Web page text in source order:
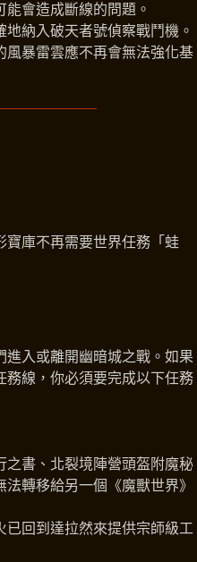
會造成斷線的問題。
納入破天者號偵察戰鬥機。
風暴雷雲應不再會無法強化基
寶庫不再需要世界任務「蛙
進入或離開幽暗城之戰。如果
務線，你必須要完成以下任務
之書、北裂境陣營頭盔附魔秘
轉移給另一個《魔獸世界》
回到達拉然來提供宗師級工